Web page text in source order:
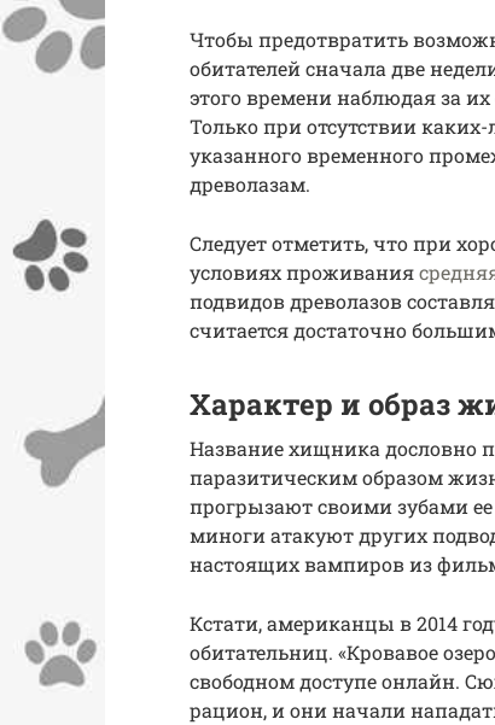
Чтобы предотвратить
обитателей сначала две
этого времени наблюдая за
Только при отсутствии
указанного временного
древолазам.
Следует отметить, что при
условиях проживания
подвидов древолазов
считается достаточно
Характер и образ
Название хищника дословно
паразитическим образом
прогрызают своими зубами
миноги атакуют других
настоящих вампиров из
Кстати, американцы в 2014
обитательниц. «Кровавое
свободном доступе онлайн.
рацион, и они начали